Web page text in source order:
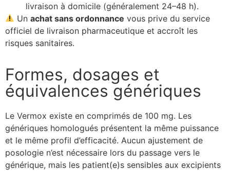
livraison à domicile (généralement 24–48 h).
Unachat sans ordonnance vous prive du service
officiel de livraison pharmaceutique et accroît les
risques sanitaires.
Formes, dosages et
équivalences génériques
Le Vermox existe en comprimés de 100 mg. Les
génériques homologués présentent la même puissance
et le même profil d’efficacité. Aucun ajustement de
posologie n’est nécessaire lors du passage vers le
générique, mais les patient(e)s sensibles aux excipients